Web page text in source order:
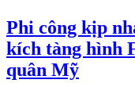
Phi công kịp
kích tàng hình
quân Mỹ